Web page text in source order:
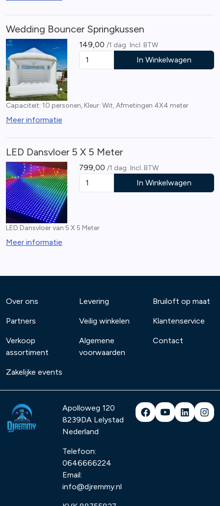
Wedding Bouncer Springkussen
149,00 /1 dag Incl. BTW
In Winkelwagen
Capaciteit: 10 personen, Kleur: Wit, Afmetingen 4X4 meter
Meer informatie
LED Dansvloer 5 X 5 Meter
799,00 /1 dag Incl. BTW
In Winkelwagen
LED Dansvloer van 5 X 5 Meter
Meer informatie
Over ons
Partners
Verkoop
assortiment
Zakelijke events
Levering
Veilig winkelen
Algemene
voorwaarden
Bruiloft op maat
Klantenservice
Contact
Apolloweg 120
8239DA Lelystad
Nederland
Telefoon:
0646666224
Email:
info@djremmy.nl